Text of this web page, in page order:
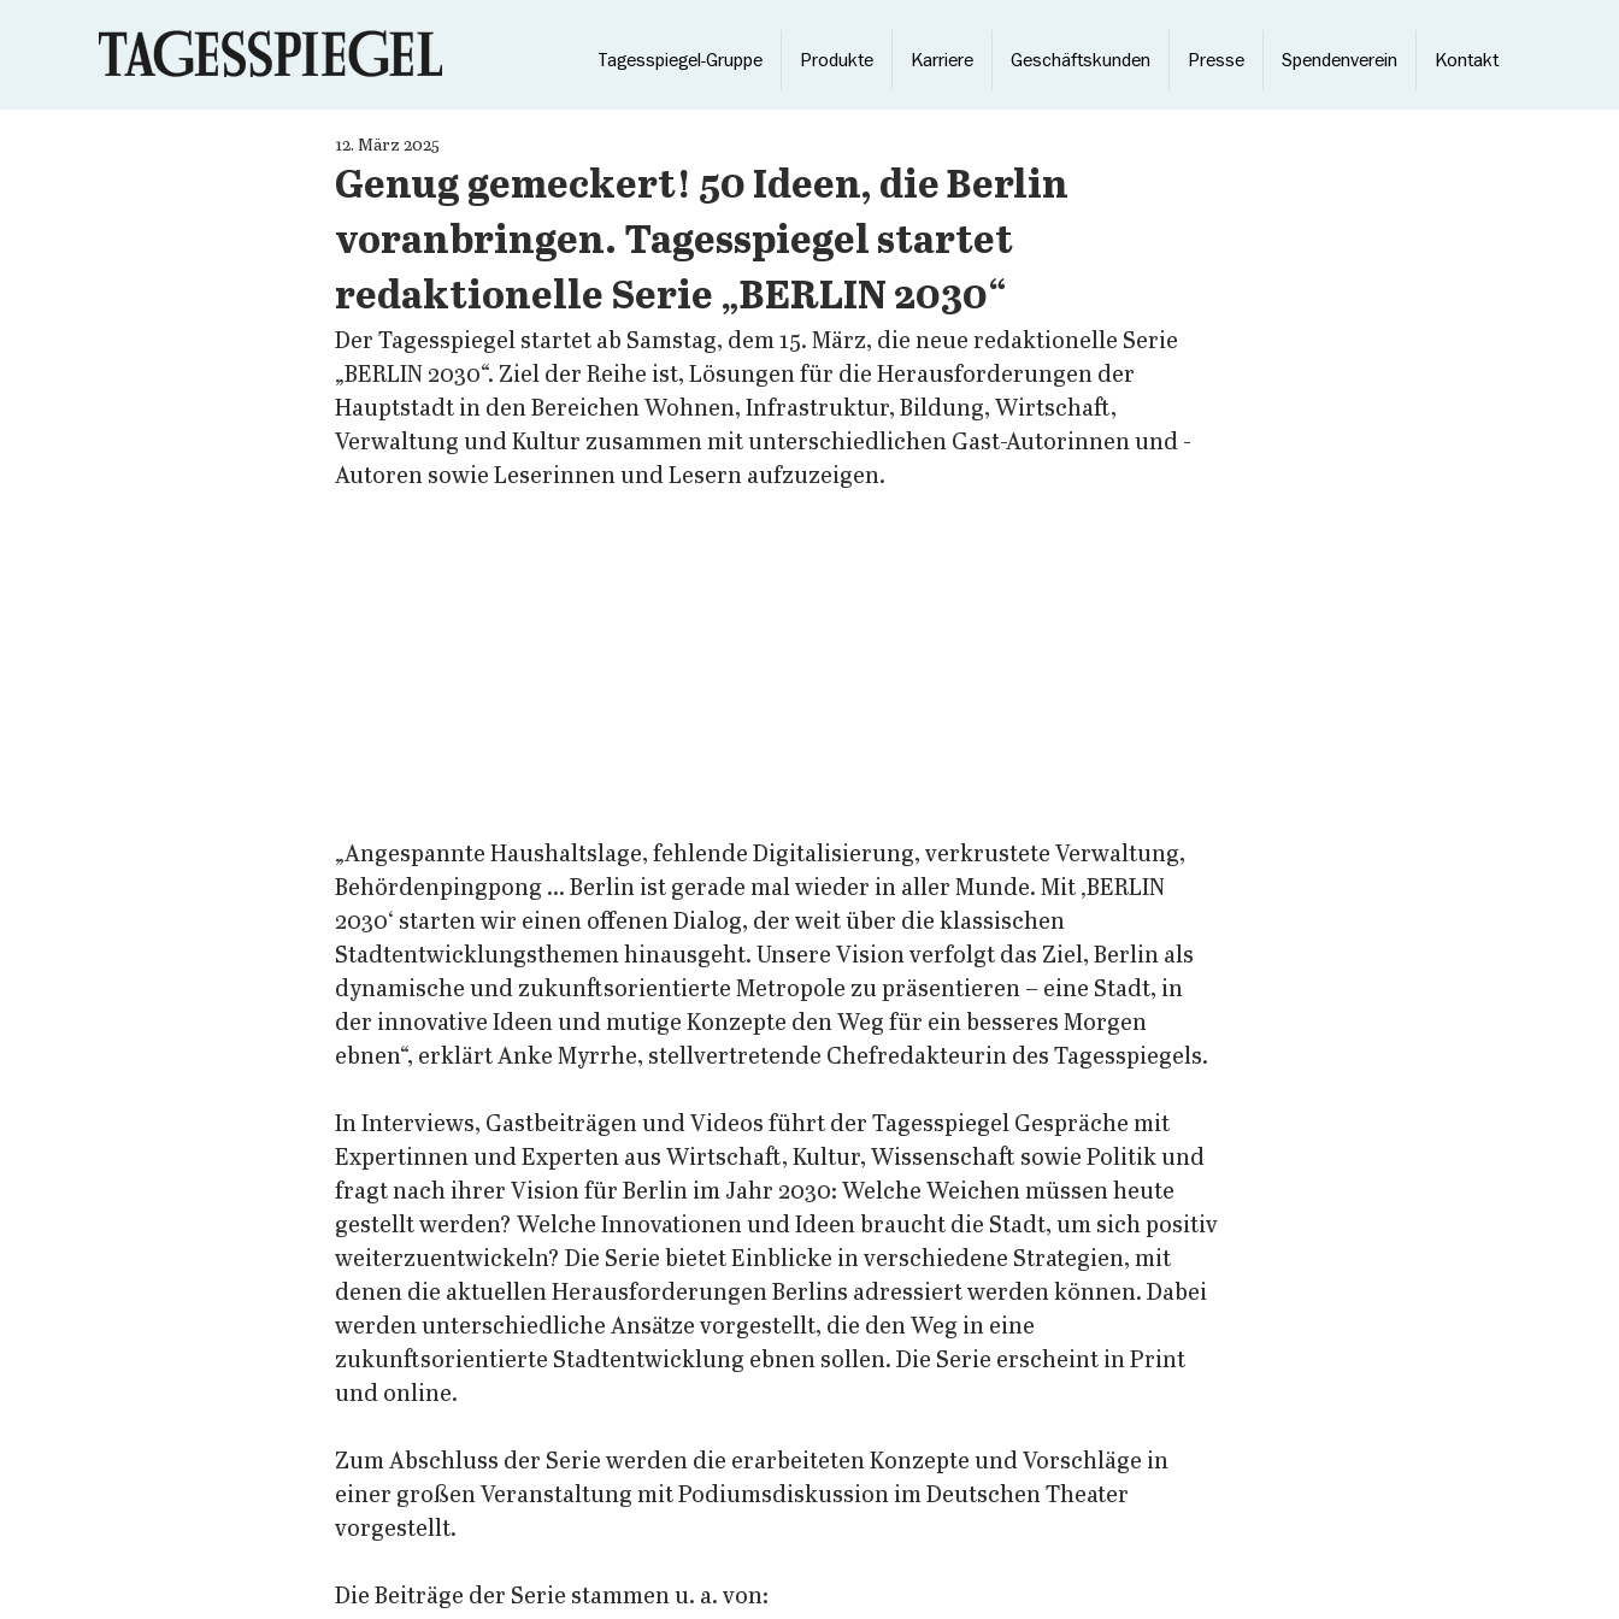
Tagesspiegel-Gruppe Produkte Karriere Geschäftskunden Presse Spendenverein Kontakt
Genug gemeckert! 50 Ideen, die Berlin
voranbringen. Tagesspiegel startet
redaktionelle Serie „BERLIN 2030“
12. März 2025
Der Tagesspiegel startet ab Samstag, dem 15. März, die neue redaktionelle Serie
„BERLIN 2030“. Ziel der Reihe ist, Lösungen für die Herausforderungen der
Hauptstadt in den Bereichen Wohnen, Infrastruktur, Bildung, Wirtschaft,
Verwaltung und Kultur zusammen mit unterschiedlichen Gast-Autorinnen und -
Autoren sowie Leserinnen und Lesern aufzuzeigen.
„Angespannte Haushaltslage, fehlende Digitalisierung, verkrustete Verwaltung,
Behördenpingpong ... Berlin ist gerade mal wieder in aller Munde. Mit ‚BERLIN
2030‘ starten wir einen offenen Dialog, der weit über die klassischen
Stadtentwicklungsthemen hinausgeht. Unsere Vision verfolgt das Ziel, Berlin als
dynamische und zukunftsorientierte Metropole zu präsentieren – eine Stadt, in
der innovative Ideen und mutige Konzepte den Weg für ein besseres Morgen
ebnen“, erklärt Anke Myrrhe, stellvertretende Chefredakteurin des Tagesspiegels.
In Interviews, Gastbeiträgen und Videos führt der Tagesspiegel Gespräche mit
Expertinnen und Experten aus Wirtschaft, Kultur, Wissenschaft sowie Politik und
fragt nach ihrer Vision für Berlin im Jahr 2030: Welche Weichen müssen heute
gestellt werden? Welche Innovationen und Ideen braucht die Stadt, um sich positiv
weiterzuentwickeln? Die Serie bietet Einblicke in verschiedene Strategien, mit
denen die aktuellen Herausforderungen Berlins adressiert werden können. Dabei
werden unterschiedliche Ansätze vorgestellt, die den Weg in eine
zukunftsorientierte Stadtentwicklung ebnen sollen. Die Serie erscheint in Print
und online.
Zum Abschluss der Serie werden die erarbeiteten Konzepte und Vorschläge in
einer großen Veranstaltung mit Podiumsdiskussion im Deutschen Theater
vorgestellt.
Die Beiträge der Serie stammen u. a. von: